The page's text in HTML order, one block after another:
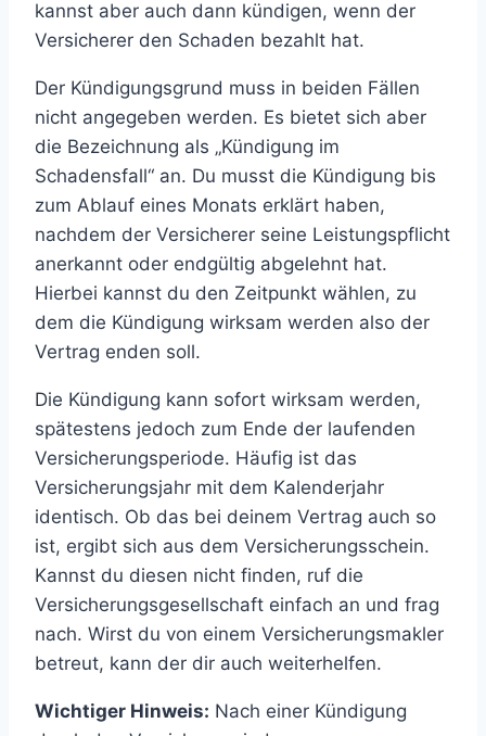
kannst aber auch dann kündigen, wenn der
Versicherer den Schaden bezahlt hat.
Der Kündigungsgrund muss in beiden Fällen
nicht angegeben werden. Es bietet sich aber
die Bezeichnung als „Kündigung im
Schadensfall“ an. Du musst die Kündigung bis
zum Ablauf eines Monats erklärt haben,
nachdem der Versicherer seine Leistungspflicht
anerkannt oder endgültig abgelehnt hat.
Hierbei kannst du den Zeitpunkt wählen, zu
dem die Kündigung wirksam werden also der
Vertrag enden soll.
Die Kündigung kann sofort wirksam werden,
spätestens jedoch zum Ende der laufenden
Versicherungsperiode. Häufig ist das
Versicherungsjahr mit dem Kalenderjahr
identisch. Ob das bei deinem Vertrag auch so
ist, ergibt sich aus dem Versicherungsschein.
Kannst du diesen nicht finden, ruf die
Versicherungsgesellschaft einfach an und frag
nach. Wirst du von einem Versicherungsmakler
betreut, kann der dir auch weiterhelfen.
Wichtiger Hinweis: Nach einer Kündigung